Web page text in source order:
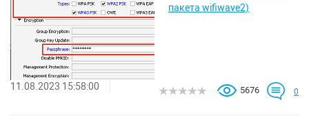
пакета wifiwave2)
11.08.2023 15:58:00 5676 0